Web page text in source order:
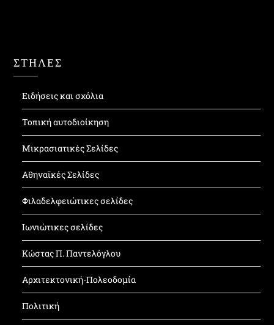
ΣΤΗΛΕΣ
Ειδήσεις και σχόλια
Τοπική αυτοδιοίκηση
Μικρασιατικές Σελίδες
Αθηναϊκές Σελίδες
Φιλαδελφειώτικες σελίδες
Ιωνιώτικες σελίδες
Κώστας Π. Παντελόγλου
Αρχιτεκτονική-Πολεοδομία
Πολιτική